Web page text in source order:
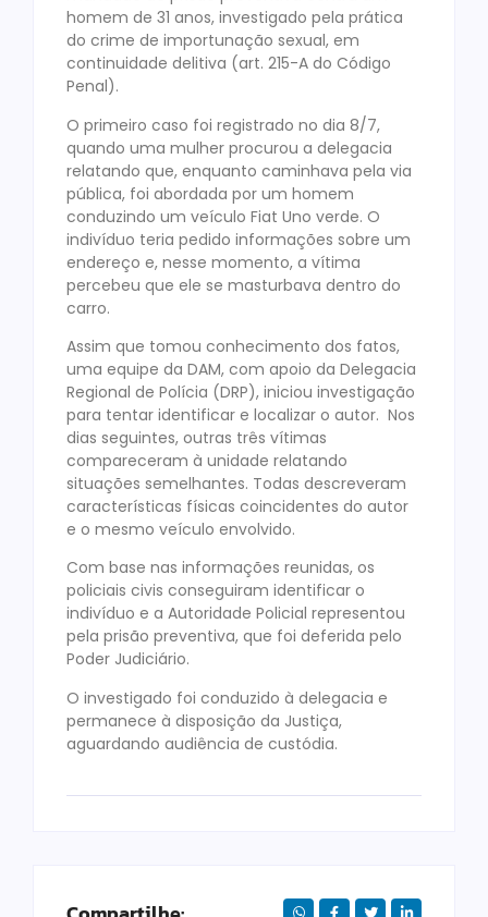
homem de 31 anos, investigado pela prática
do crime de importunação sexual, em
continuidade delitiva (art. 215-A do Código
Penal).
O primeiro caso foi registrado no dia 8/7,
quando uma mulher procurou a delegacia
relatando que, enquanto caminhava pela via
pública, foi abordada por um homem
conduzindo um veículo Fiat Uno verde. O
indivíduo teria pedido informações sobre um
endereço e, nesse momento, a vítima
percebeu que ele se masturbava dentro do
carro.
Assim que tomou conhecimento dos fatos,
uma equipe da DAM, com apoio da Delegacia
Regional de Polícia (DRP), iniciou investigação
para tentar identificar e localizar o autor. Nos
dias seguintes, outras três vítimas
compareceram à unidade relatando
situações semelhantes. Todas descreveram
características físicas coincidentes do autor
e o mesmo veículo envolvido.
Com base nas informações reunidas, os
policiais civis conseguiram identificar o
indivíduo e a Autoridade Policial representou
pela prisão preventiva, que foi deferida pelo
Poder Judiciário.
O investigado foi conduzido à delegacia e
permanece à disposição da Justiça,
aguardando audiência de custódia.